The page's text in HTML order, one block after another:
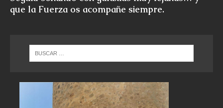
que la Fuerza os acompañe siempre.